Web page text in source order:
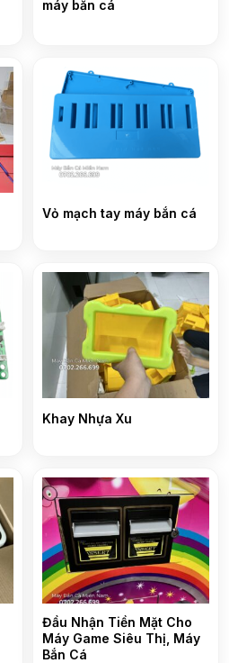
máy bắn cá
Vỏ mạch tay máy bắn cá
Khay Nhựa Xu
Đầu Nhận Tiền Mặt Cho
Máy Game Siêu Thị, Máy
Bắn Cá